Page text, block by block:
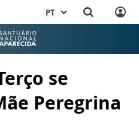
PT
se
Peregrina